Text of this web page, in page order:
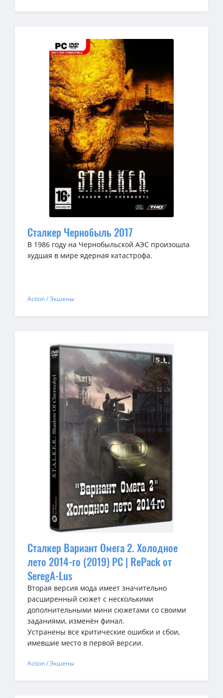
Сталкер Чернобыль 2017
В 1986 году на Чернобыльской АЭС произошла
худшая в мире ядерная катастрофа.
Action / Экшены
Сталкер Вариант Омега 2. Холодное
лето 2014-го (2019) PC | RePack от
SeregA-Lus
Вторая версия мода имеет значительно
расширенный сюжет с несколькими
дополнительными мини сюжетами со своими
заданиями, изменён финал.
Устранены все критические ошибки и сбои,
имевшие место в первой версии.
Action / Экшены